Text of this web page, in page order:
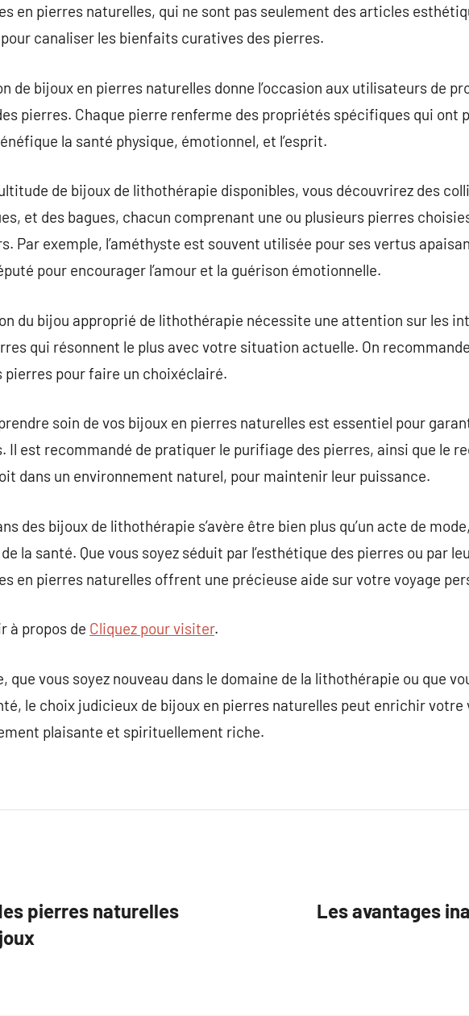
en pierres naturelles, qui ne sont pas seulement des articles
canaliser les bienfaits curatives des pierres.
de bijoux en pierres naturelles donne l’occasion aux utilisateurs de
pierres. Chaque pierre renferme des propriétés spécifiques qui ont
la santé physique, émotionnel, et l’esprit.
de bijoux de lithothérapie disponibles, vous découvrirez des
et des bagues, chacun comprenant une ou plusieurs pierres
Par exemple, l’améthyste est souvent utilisée pour ses vertus
pour encourager l’amour et la guérison émotionnelle.
du bijou approprié de lithothérapie nécessite une attention sur les
qui résonnent le plus avec votre situation actuelle. On
pierres pour faire un choixéclairé.
soin de vos bijoux en pierres naturelles est essentiel pour
Il est recommandé de pratiquer le purifiage des pierres, ainsi que le
dans un environnement naturel, pour maintenir leur puissance.
des bijoux de lithothérapie s’avère être bien plus qu’un acte de
la santé. Que vous soyez séduit par l’esthétique des pierres ou par
en pierres naturelles offrent une précieuse aide sur votre voyage
à propos de Cliquez pour visiter.
que vous soyez nouveau dans le domaine de la lithothérapie ou que
le choix judicieux de bijoux en pierres naturelles peut enrichir votre
plaisante et spirituellement riche.
pierres naturelles
Les avantages